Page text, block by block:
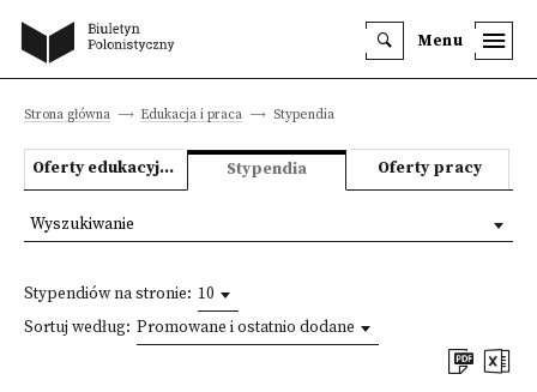
Menu
Strona główna Edukacja i praca Stypendia
Oferty edukacyjne Stypendia Oferty pracy
Stypendiów na stronie: 10
Sortuj według: Promowane i ostatnio dodane
Wyszukiwanie